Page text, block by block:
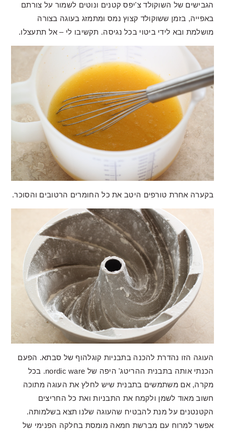
הגבישים של השוקולד צ'יפס קטנים ונוטים לשמור על צורתם
באפייה, בזמן ששוקולד קצוץ נמס ומתמזג בעוגה בצורה
מושלמת ובא לידי ביטוי בכל נגיסה. תקשיבו לי – אל תתעצלו.
בקערה אחרת טורפים היטב את כל החומרים הרטובים והסוכר.
העוגה הזו נהדרת להכנה בתבניות קוגלהוף של סבתא. הפעם
הכנתי אותה בתבנית ההריטג' היפה של nordic ware. בכל
מקרה, אם משתמשים בתבנית שיש לחלץ את העוגה מתוכה
חשוב מאוד לשמן ולקמח את התבניות ואת כל החריצים
הקטנטנים על מנת להבטיח שהעוגה שלנו תצא בשלמותה.
אפשר למרוח עם מברשת חמאה מומסת בחלקה הפנימי של